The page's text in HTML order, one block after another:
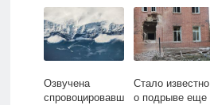
Lenta.ru
Озвучена
спровоцировавш
Стало известно
о подрыве еще